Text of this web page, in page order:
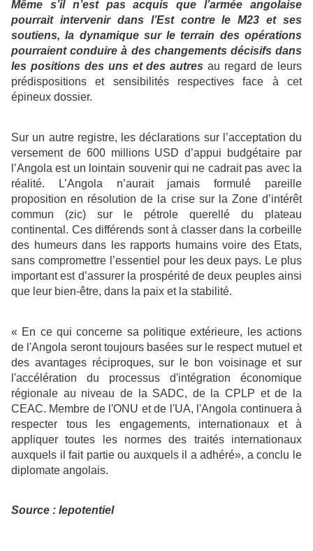
Même s’il n’est pas acquis que l’armée angolaise
pourrait intervenir dans l’Est contre le M23 et ses
soutiens, la dynamique sur le terrain des opérations
pourraient conduire à des changements décisifs dans
les positions des uns et des autres au regard de leurs
prédispositions et sensibilités respectives face à cet
épineux dossier.
Sur un autre registre, les déclarations sur l’acceptation du
versement de 600 millions USD d’appui budgétaire par
l’Angola est un lointain souvenir qui ne cadrait pas avec la
réalité. L’Angola n’aurait jamais formulé pareille
proposition en résolution de la crise sur la Zone d’intérêt
commun (zic) sur le pétrole querellé du plateau
continental. Ces différends sont à classer dans la corbeille
des humeurs dans les rapports humains voire des Etats,
sans compromettre l’essentiel pour les deux pays. Le plus
important est d’assurer la prospérité de deux peuples ainsi
que leur bien-être, dans la paix et la stabilité.
« En ce qui concerne sa politique extérieure, les actions
de l'Angola seront toujours basées sur le respect mutuel et
des avantages réciproques, sur le bon voisinage et sur
l'accélération du processus d'intégration économique
régionale au niveau de la SADC, de la CPLP et de la
CEAC. Membre de l'ONU et de l'UA, l'Angola continuera à
respecter tous les engagements, internationaux et à
appliquer toutes les normes des traités internationaux
auxquels il fait partie ou auxquels il a adhéré», a conclu le
diplomate angolais.
Source : lepotentiel